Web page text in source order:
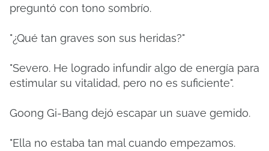
preguntó con tono sombrío.
"¿Qué tan graves son sus heridas?"
"Severo. He logrado infundir algo de energía para
estimular su vitalidad, pero no es suficiente".
Goong Gi-Bang dejó escapar un suave gemido.
"Ella no estaba tan mal cuando empezamos.